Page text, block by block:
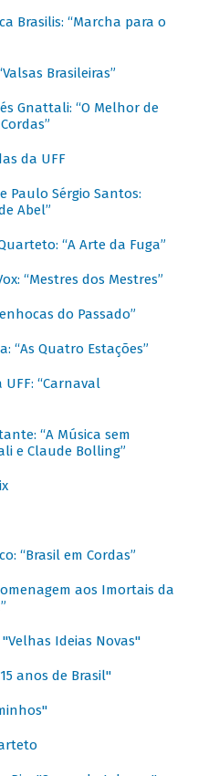
Brasilis: “Marcha para o
Brasileiras”
Gnattali: “O Melhor de
da UFF
Paulo Sérgio Santos:
Abel”
“A Arte da Fuga”
“Mestres dos Mestres”
do Passado”
“As Quatro Estações”
“Carnaval
“A Música sem
e Claude Bolling”
“Brasil em Cordas”
aos Imortais da
Ideias Novas"
anos de Brasil"